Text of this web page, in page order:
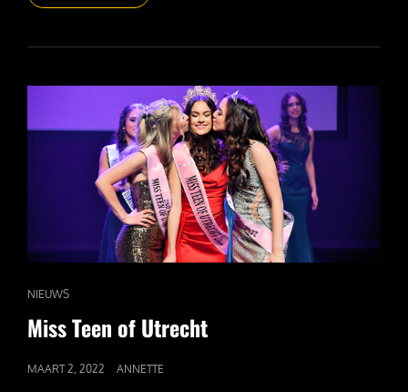
FOTOWEDSTRIJD
MOOISTE
FOTO”
CAT
LINKS
NIEUWS
Miss Teen of Utrecht
GEPUBLICEERD
MAART 2, 2022 ANNETTE